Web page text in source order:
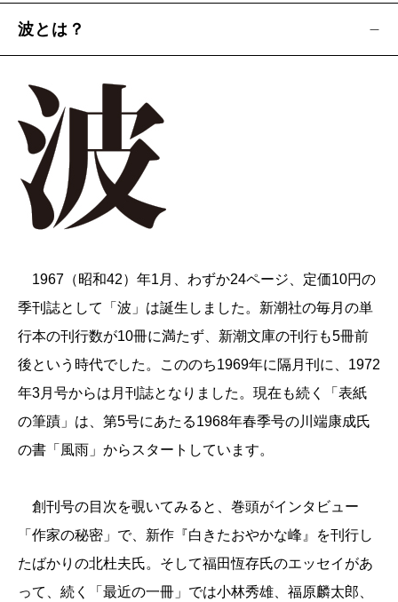
波とは？
1967（昭和42）年1月、わずか24ページ、定価10円の
季刊誌として「波」は誕生しました。新潮社の毎月の単
行本の刊行数が10冊に満たず、新潮文庫の刊行も5冊前
後という時代でした。こののち1969年に隔月刊に、1972
年3月号からは月刊誌となりました。現在も続く「表紙
の筆蹟」は、第5号にあたる1968年春季号の川端康成氏
の書「風雨」からスタートしています。
創刊号の目次を覗いてみると、巻頭がインタビュー
「作家の秘密」で、新作『白きたおやかな峰』を刊行し
たばかりの北杜夫氏。そして福田恆存氏のエッセイがあ
って、続く「最近の一冊」では小林秀雄、福原麟太郎、